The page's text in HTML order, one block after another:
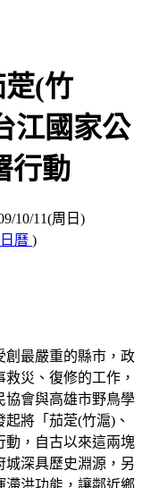
(竹
江國家公
行動
10/11(周日)
曆 )
創最嚴重的縣市，政
災、復修的工作，
協會與高雄市野鳥學
將「茄萣(竹滬)、
動，自古以來這兩塊
深具歷史淵源，另
滯洪功能，讓鄰近鄉